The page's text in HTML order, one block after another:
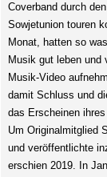
Coverband durch
Sowjetunion touren
Monat, hatten so
Musik gut leben und
Musik-Video
damit Schluss und
das Erscheinen
Um Originalmitglied
und veröffentlichte
erschien 2019. In